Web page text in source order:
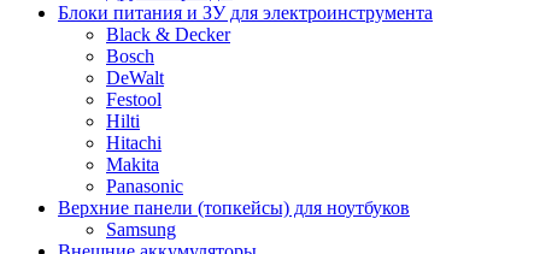
Блоки питания и ЗУ для электроинструмента
Black & Decker
Bosch
DeWalt
Festool
Hilti
Hitachi
Makita
Panasonic
Верхние панели (топкейсы) для ноутбуков
Samsung